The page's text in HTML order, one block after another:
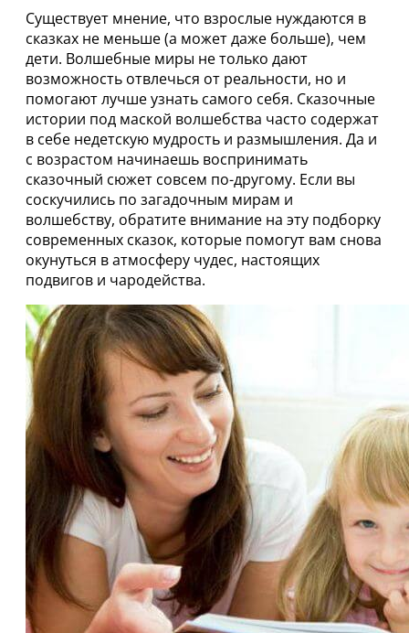
Существует мнение, что взрослые нуждаются в
сказках не меньше (а может даже больше), чем
дети. Волшебные миры не только дают
возможность отвлечься от реальности, но и
помогают лучше узнать самого себя. Сказочные
истории под маской волшебства часто содержат
в себе недетскую мудрость и размышления. Да и
с возрастом начинаешь воспринимать
сказочный сюжет совсем по-другому. Если вы
соскучились по загадочным мирам и
волшебству, обратите внимание на эту подборку
современных сказок, которые помогут вам снова
окунуться в атмосферу чудес, настоящих
подвигов и чародейства.